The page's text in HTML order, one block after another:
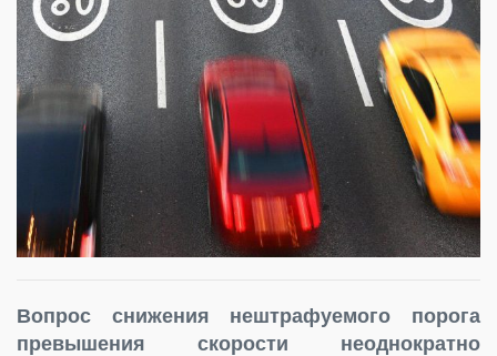
Вопрос снижения нештрафуемого порога
превышения скорости неоднократно